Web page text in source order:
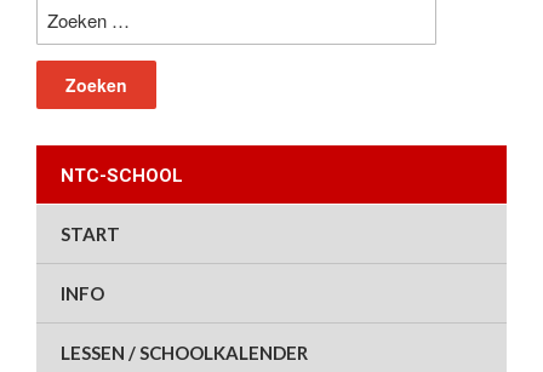
NTC-SCHOOL
START
INFO
LESSEN / SCHOOLKALENDER